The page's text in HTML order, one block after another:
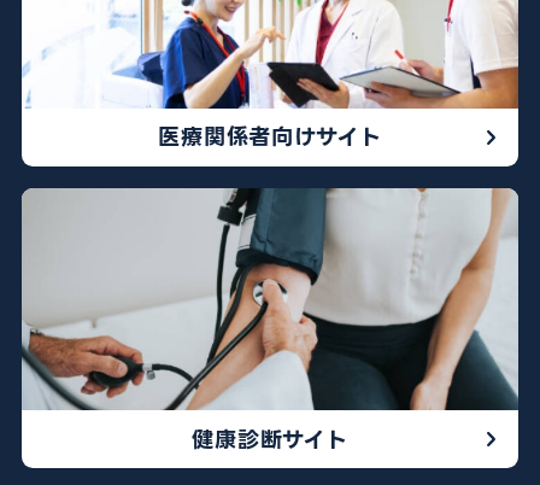
医療関係者向けサイト
健康診断サイト